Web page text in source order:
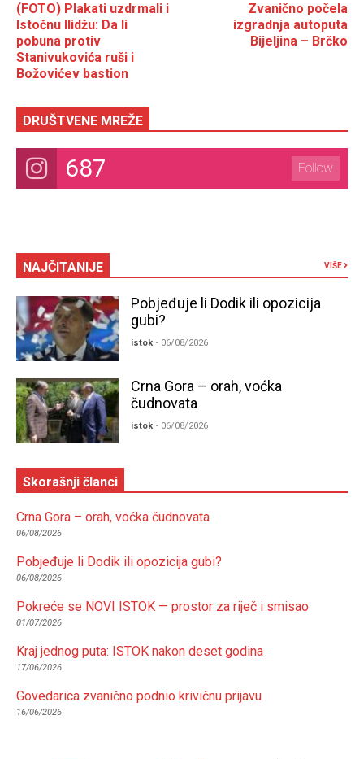
(FOTO) Plakati uzdrmali i
Istočnu Ilidžu: Da li
pobuna protiv
Stanivukovića ruši i
Božovićev bastion
Zvanično počela
izgradnja autoputa
Bijeljina – Brčko
DRUŠTVENE MREŽE
687 Follow
NAJČITANIJE VIŠE
Pobjeđuje li Dodik ili opozicija
gubi?
istok - 06/08/2026
Crna Gora – orah, voćka
čudnovata
istok - 06/08/2026
Skorašnji članci
Crna Gora – orah, voćka čudnovata
06/08/2026
Pobjeđuje li Dodik ili opozicija gubi?
06/08/2026
Pokreće se NOVI ISTOK — prostor za riječ i smisao
01/07/2026
Kraj jednog puta: ISTOK nakon deset godina
17/06/2026
Govedarica zvanično podnio krivičnu prijavu
16/06/2026